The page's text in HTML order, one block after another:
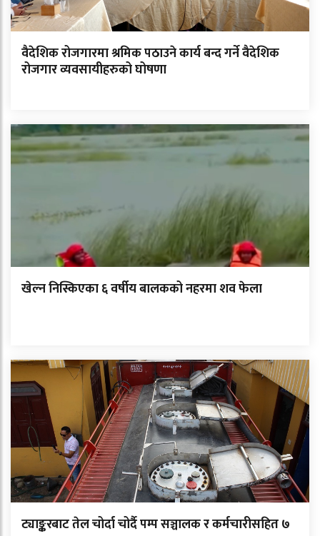
वैदेशिक रोजगारमा श्रमिक पठाउने कार्य बन्द गर्ने वैदेशिक
रोजगार व्यवसायीहरुको घोषणा
खेल्न निस्किएका ६ वर्षीय बालकको नहरमा शव फेला
ट्याङ्करबाट तेल चोर्दा चोर्दै पम्प सञ्चालक र कर्मचारीसहित ७